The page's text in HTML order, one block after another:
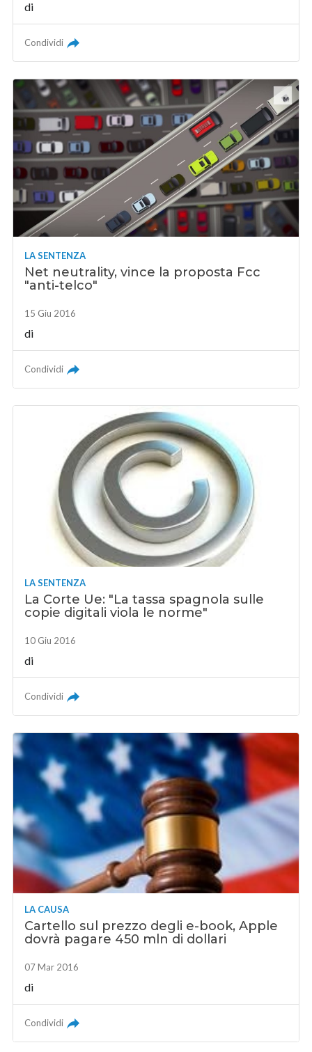
di
Condividi
LA SENTENZA
Net neutrality, vince la proposta Fcc
"anti-telco"
15 Giu 2016
di
Condividi
LA SENTENZA
La Corte Ue: "La tassa spagnola sulle
copie digitali viola le norme"
10 Giu 2016
di
Condividi
LA CAUSA
Cartello sul prezzo degli e-book, Apple
dovrà pagare 450 mln di dollari
07 Mar 2016
di
Condividi